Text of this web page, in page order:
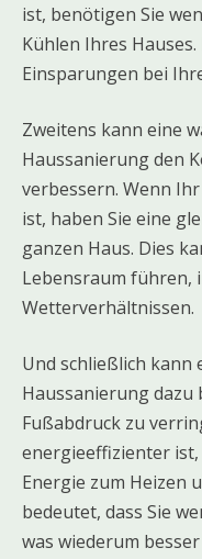
ist, benötigen Sie
Kühlen Ihres
Einsparungen bei
Zweitens kann eine
Haussanierung den
verbessern. Wenn
ist, haben Sie eine
ganzen Haus. Dies
Lebensraum führen,
Wetterverhältnissen.
Und schließlich kann
Haussanierung
Fußabdruck zu
energieeffizienter
Energie zum Heizen
bedeutet, dass Sie
was wiederum